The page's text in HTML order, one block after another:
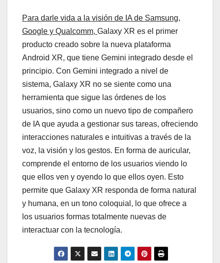
Para darle vida a la visión de IA de Samsung,
Google y Qualcomm, Galaxy XR es el primer
producto creado sobre la nueva plataforma
Android XR, que tiene Gemini integrado desde el
principio. Con Gemini integrado a nivel de
sistema, Galaxy XR no se siente como una
herramienta que sigue las órdenes de los
usuarios, sino como un nuevo tipo de compañero
de IA que ayuda a gestionar sus tareas, ofreciendo
interacciones naturales e intuitivas a través de la
voz, la visión y los gestos. En forma de auricular,
comprende el entorno de los usuarios viendo lo
que ellos ven y oyendo lo que ellos oyen. Esto
permite que Galaxy XR responda de forma natural
y humana, en un tono coloquial, lo que ofrece a
los usuarios formas totalmente nuevas de
interactuar con la tecnología.